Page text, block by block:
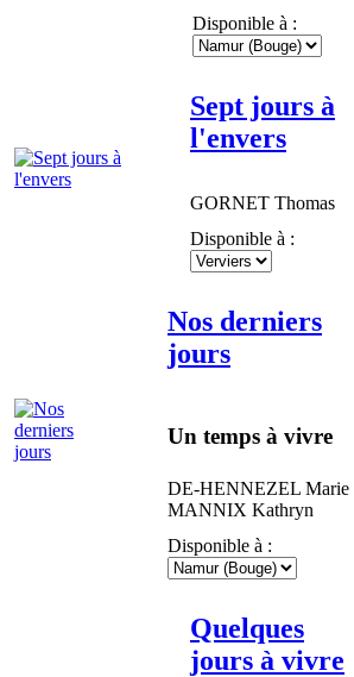
Disponible à :
Sept jours à
l'envers
GORNET Thomas
Disponible à :
Nos derniers
jours
Un temps à vivre
DE-HENNEZEL Marie
MANNIX Kathryn
Disponible à :
Quelques
jours à vivre